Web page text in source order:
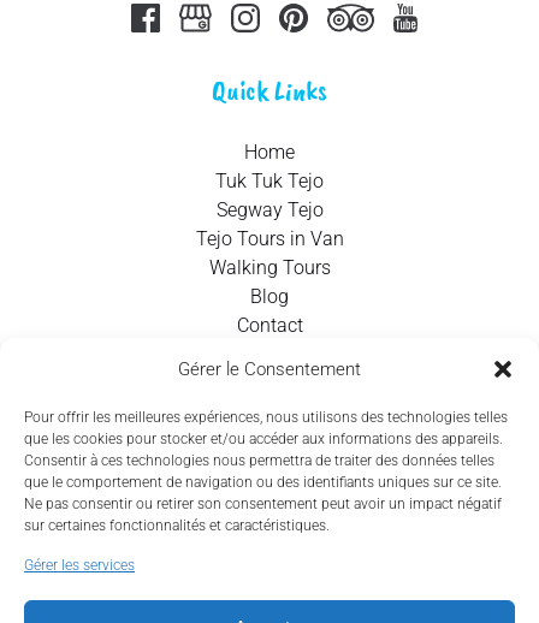
Gérer le Consentement
Pour offrir les meilleures expériences, nous utilisons des technologies telles
que les cookies pour stocker et/ou accéder aux informations des appareils.
Consentir à ces technologies nous permettra de traiter des données telles
que le comportement de navigation ou des identifiants uniques sur ce site.
Ne pas consentir ou retirer son consentement peut avoir un impact négatif
sur certaines fonctionnalités et caractéristiques.
Gérer les services
Quick Links
Home
Tuk Tuk Tejo
Segway Tejo
Tejo Tours in Van
Walking Tours
Blog
Contact
+351 924 437 715
info@tejotourism.pt
Lun. - Dim.: